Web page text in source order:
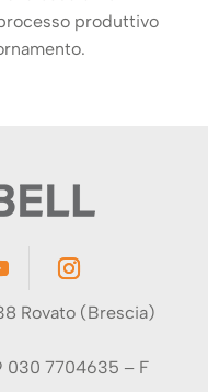
produttivo
Rovato (Brescia)
030 7704635 – F